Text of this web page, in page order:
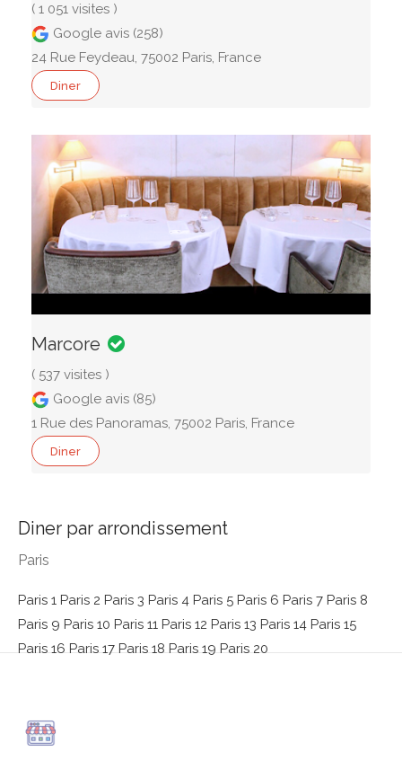
Diner par arrondissement
Paris
Paris 1 Paris 2 Paris 3 Paris 4 Paris 5 Paris 6 Paris 7 Paris 8
Paris 9 Paris 10 Paris 11 Paris 12 Paris 13 Paris 14 Paris 15
Paris 16 Paris 17 Paris 18 Paris 19 Paris 20
( 1 051 visites )
Google avis (258)
24 Rue Feydeau, 75002 Paris, France
Diner
Marcore
( 537 visites )
Google avis (85)
1 Rue des Panoramas, 75002 Paris, France
Diner